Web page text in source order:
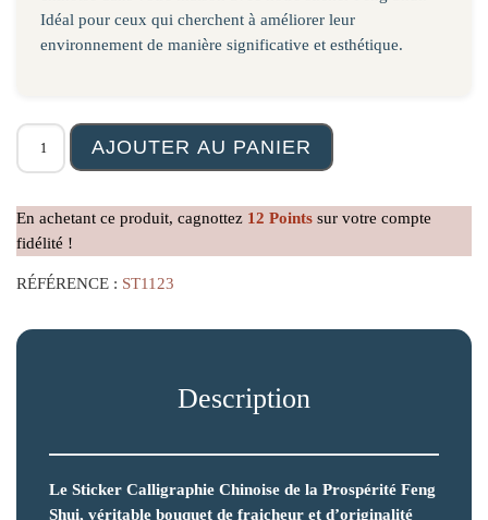
Idéal pour ceux qui cherchent à améliorer leur
environnement de manière significative et esthétique.
quantité de Sticker Calligraphie Chinoise de la
AJOUTER AU PANIER
En achetant ce produit, cagnottez 12 Points sur votre compte
fidélité !
RÉFÉRENCE : ST1123
Description
Le Sticker Calligraphie Chinoise de la Prospérité Feng
Shui, véritable bouquet de fraicheur et d’originalité